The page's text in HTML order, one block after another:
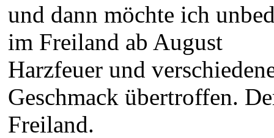
und dann möchte ich
im Freiland ab August
Harzfeuer und
Geschmack übertroffen.
Freiland.